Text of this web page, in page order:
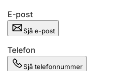
E-post
Sjå e-post
Telefon
Sjå telefonnummer